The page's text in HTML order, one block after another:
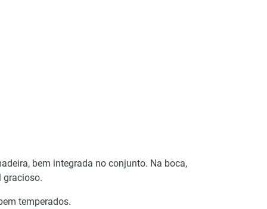
bem integrada no conjunto. Na boca,
gracioso.
temperados.